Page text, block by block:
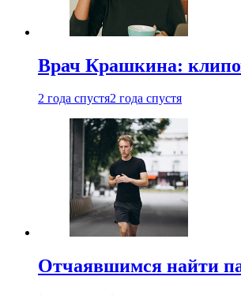
Врач Крашкина:
2 года спустя2 года спустя
Отчаявшимся найти